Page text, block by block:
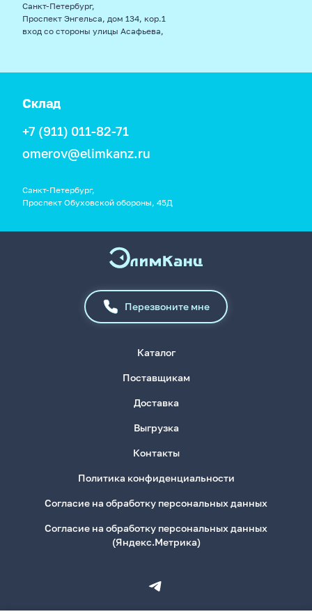
Санкт-Петербург,
Проспект Энгельса, дом 134, кор.1
вход со стороны улицы Асафьева,
Склад
+7 (911) 011-82-71
omerov@elimkanz.ru
Санкт-Петербург,
Проспект Обуховской обороны, 45Д
Перезвоните мне
Каталог
Поставщикам
Доставка
Выгрузка
Контакты
Политика конфиденциальности
Согласие на обработку персональных данных
Согласие на обработку персональных данных
(Яндекс.Метрика)